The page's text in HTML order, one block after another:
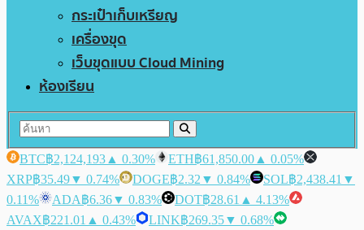
กระเป๋าเก็บเหรียญ
เครื่องขุด
เว็บขุดแบบ Cloud Mining
ห้องเรียน
BTC฿2,124,193 ▲ 0.30% ETH฿61,850.00 ▲ 0.05%
XRP฿35.49▼ 0.74% DOGE฿2.32 ▼ 0.84% SOL฿2,438.41 ▼
0.11%
ADA฿6.36▼ 0.83% DOT฿28.61 ▲ 4.13%
AVAX฿221.01 ▲ 0.43% LINK฿269.35▼ 0.68%